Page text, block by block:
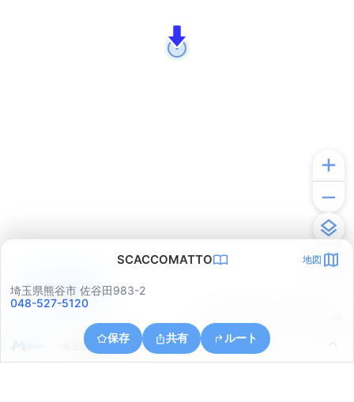
SCACCOMATTO 地図
埼玉県熊谷市 佐谷田983-2
048-527-5120
保存 共有 ルート
埼玉県熊谷市戸出
アプリで見る